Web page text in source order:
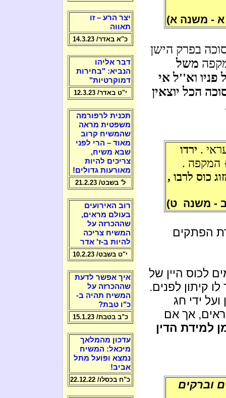
- משנה א)
בפרק הישן
משל
פניו וא''ל אי
הכל יוצאין
. ירדו
המקפה .
כוס לרבו ,
- משנה ט)
הפתקים
לכוס היין של
קיתון לפנים.
ידי חג
אך אם
למידת הדין
וברקים
יצר הרע – זו
תאווה
כ"א באדר/ 14.3.23
דבר אליהו
הנביא: "בחירות
דמוקרטיות"
י"ט באדר/ 12.3.23
תכנית לרפורמה
משפטית מראה
שהמשיח קרוב
מאוד – הרי לפני
שבא משיח,
צריכים להיות
מאורעות גדולים!
ל' בשבט/ 21.2.23
רוב האירועים
בעולם מראים,
שההכרזה על
המשיח צריכה
להיות ב-ז' אדר
י"ט בשבט/ 10.2.23
איך אפשר לדעת
שההכרזה על
המשיח תהיה ב-
כ"ו טבת?
כ"ב בטבת/ 15.1.23
עדכון מהמלאך
מיכאל: המשיח
נמצא ופועל מתל
אביב!
כ"ח בכסלו/ 22.12.22